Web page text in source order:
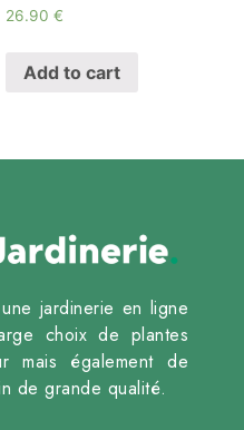
26.90 €
Add to cart
jardinerie en ligne
choix de plantes
mais également de
de grande qualité.